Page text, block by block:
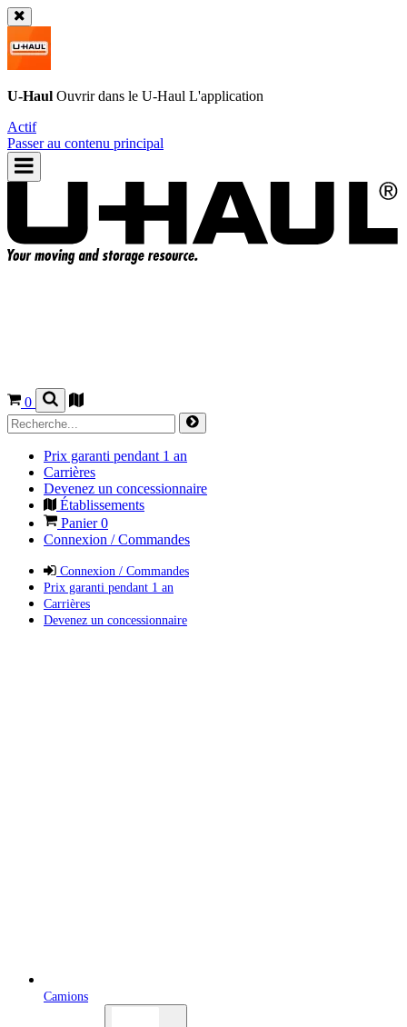
U-Haul Ouvrir dans le U-Haul L'application
Actif
Passer au contenu principal
0
Prix garanti pendant 1 an
Carrières
Devenez un concessionnaire
Établissements
Panier0
Connexion / Commandes
Connexion / Commandes
Prix garanti pendant 1 an
Carrières
Devenez un concessionnaire
Camions